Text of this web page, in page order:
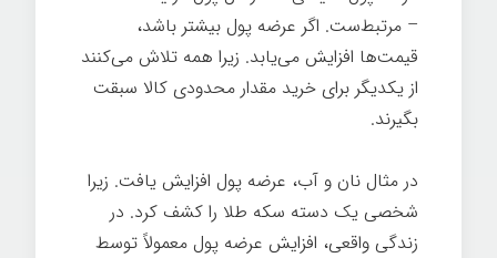
– مرتبط‌ست. اگر عرضه پول بیشتر باشد،
قیمت‌ها افزایش می‌یابد. زیرا همه تلاش می‌کنند
از یکدیگر برای خرید مقدار محدودی کالا سبقت
بگیرند.
در مثال نان و آب، عرضه پول افزایش یافت. زیرا
شخصی یک دسته سکه طلا را کشف کرد. در
زندگی واقعی، افزایش عرضه پول معمولاً توسط